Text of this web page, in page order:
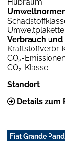
Hubraum
Umweltplakette
Verbrauch und
Kraftstoffverbr.
CO2-
CO2-Klasse
Standort
Details zum
Fiat Grande